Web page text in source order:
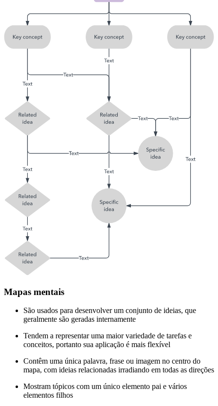
Mapas mentais
São usados para desenvolver um conjunto de ideias, que
geralmente são geradas internamente
Tendem a representar uma maior variedade de tarefas e
conceitos, portanto sua aplicação é mais flexível
Contêm uma única palavra, frase ou imagem no centro do
mapa, com ideias relacionadas irradiando em todas as direções
Mostram tópicos com um único elemento pai e vários
elementos filhos